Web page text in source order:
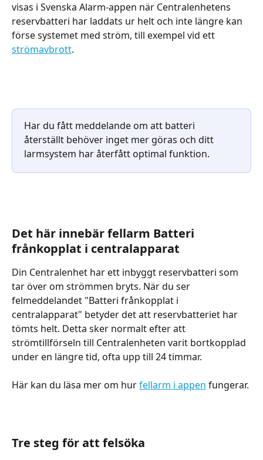
visas i Svenska Alarm-appen när Centralenhetens
reservbatteri har laddats ur helt och inte längre kan
förse systemet med ström, till exempel vid ett
strömavbrott.
Har du fått meddelande om att batteri
återställt behöver inget mer göras och ditt
larmsystem har återfått optimal funktion.
Det här innebär fellarm Batteri
frånkopplat i centralapparat
Din Centralenhet har ett inbyggt reservbatteri som
tar över om strömmen bryts. När du ser
felmeddelandet "Batteri frånkopplat i
centralapparat" betyder det att reservbatteriet har
tömts helt. Detta sker normalt efter att
strömtillförseln till Centralenheten varit bortkopplad
under en längre tid, ofta upp till 24 timmar.
Här kan du läsa mer om hur fellarm i appen fungerar.
Tre steg för att felsöka